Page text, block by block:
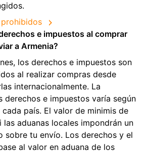
e impuestos al comprar
a Armenia?
los derechos e impuestos son
al realizar compras desde
internacionalmente. La
derechos e impuestos varía según
país. El valor de minimis de
aduanas locales impondrán un
sobre tu envío. Los derechos y el
al valor en aduana de los